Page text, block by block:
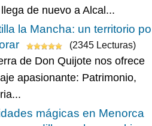
de nuevo a Alcal...
la Mancha: un territorio
(2345 Lecturas)
de Don Quijote nos ofrece
apasionante: Patrimonio,
mágicas en Menorca